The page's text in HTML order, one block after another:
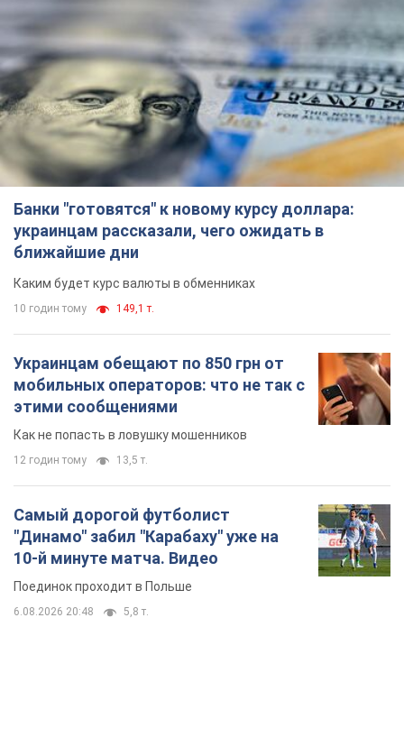
Банки "готовятся" к новому курсу доллара:
украинцам рассказали, чего ожидать в
ближайшие дни
Каким будет курс валюты в обменниках
10 годин тому 149,1 т.
Украинцам обещают по 850 грн от
мобильных операторов: что не так с
этими сообщениями
Как не попасть в ловушку мошенников
12 годин тому 13,5 т.
Самый дорогой футболист
"Динамо" забил "Карабаху" уже на
10-й минуте матча. Видео
Поединок проходит в Польше
6.08.2026 20:48 5,8 т.